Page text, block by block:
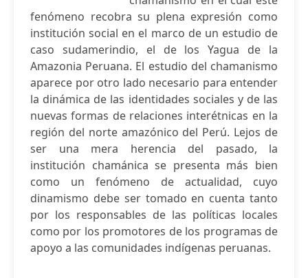
fenómeno recobra su plena expresión como
institución social en el marco de un estudio de
caso sudamerindio, el de los Yagua de la
Amazonia Peruana. El estudio del chamanismo
aparece por otro lado necesario para entender
la dinámica de las identidades sociales y de las
nuevas formas de relaciones interétnicas en la
región del norte amazónico del Perú. Lejos de
ser una mera herencia del pasado, la
institución chamánica se presenta más bien
como un fenómeno de actualidad, cuyo
dinamismo debe ser tomado en cuenta tanto
por los responsables de las políticas locales
como por los promotores de los programas de
apoyo a las comunidades indígenas peruanas.